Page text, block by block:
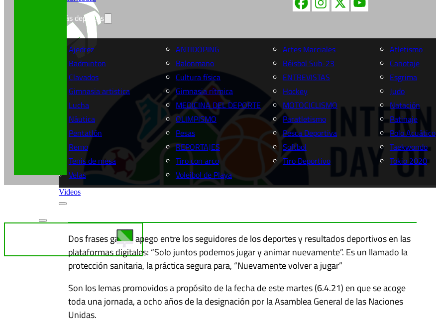
Más deportes
Ajedrez ANTIDOPING Artes Marciales Atletismo
Badminton
Balonmano Béisbol Sub-23 Canotaje
Clavados
Cultura física ENTREVISTAS Esgrima
Gimnasia artistica
Gimnasia rítmica Hockey Judo
Lucha
MEDICINA DEL DEPORTE MOTOCICLISMO Natación
Náutica
OLIMPISMO Paratletismo Patinaje
Pentatlón
Pesas Pesca Deportiva Polo Acuático
Remo
REPORTAJES Softbol Taekwondo
Tenis de mesa
Tiro con arco Tiro Deportivo Tokio 2020
Velas
Voleibol de Playa
Videos
TELE REBELDE ¡EN VIVO!Dos frases ganan apego entre los seguidores de los deportes y resultados deportivos en las
plataformas digitales: “Solo juntos podemos jugar y animar nuevamente”. Es un llamado la
protección sanitaria, la práctica segura para, “Nuevamente volver a jugar”
Son los lemas promovidos a propósito de la fecha de este martes (6.4.21) en que se acoge
toda una jornada, a ocho años de la designación por la Asamblea General de las Naciones
Unidas.